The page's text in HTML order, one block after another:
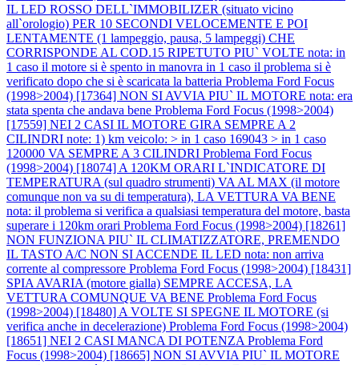
IL LED ROSSO DELL`IMMOBILIZER (situato vicino
all`orologio) PER 10 SECONDI VELOCEMENTE E POI
LENTAMENTE (1 lampeggio, pausa, 5 lampeggi) CHE
CORRISPONDE AL COD.15 RIPETUTO PIU` VOLTE nota: in
1 caso il motore si è spento in manovra in 1 caso il problema si è
verificato dopo che si è scaricata la batteria Problema Ford Focus
(1998>2004) [17364] NON SI AVVIA PIU` IL MOTORE nota: era
stata spenta che andava bene Problema Ford Focus (1998>2004)
[17559] NEI 2 CASI IL MOTORE GIRA SEMPRE A 2
CILINDRI note: 1) km veicolo: > in 1 caso 169043 > in 1 caso
120000 VA SEMPRE A 3 CILINDRI Problema Ford Focus
(1998>2004) [18074] A 120KM ORARI L`INDICATORE DI
TEMPERATURA (sul quadro strumenti) VA AL MAX (il motore
comunque non va su di temperatura), LA VETTURA VA BENE
nota: il problema si verifica a qualsiasi temperatura del motore, basta
superare i 120km orari Problema Ford Focus (1998>2004) [18261]
NON FUNZIONA PIU` IL CLIMATIZZATORE, PREMENDO
IL TASTO A/C NON SI ACCENDE IL LED nota: non arriva
corrente al compressore Problema Ford Focus (1998>2004) [18431]
SPIA AVARIA (motore gialla) SEMPRE ACCESA, LA
VETTURA COMUNQUE VA BENE Problema Ford Focus
(1998>2004) [18480] A VOLTE SI SPEGNE IL MOTORE (si
verifica anche in decelerazione) Problema Ford Focus (1998>2004)
[18651] NEI 2 CASI MANCA DI POTENZA Problema Ford
Focus (1998>2004) [18665] NON SI AVVIA PIU` IL MOTORE